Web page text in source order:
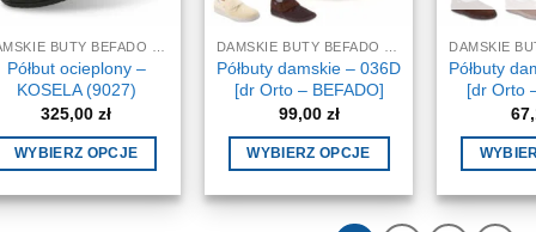
wybrać
stronie
produktu
wybrać
stronie
produktu
Półbut ocieplony –
KOSELA (9027)
325,00zł
WYBIERZ OPCJE
produkt
Półbuty damskie – 036D
[dr Orto – BEFADO]
99,00 zł
WYBIERZ OPCJE
produkt
Półbuty
[dr Orto